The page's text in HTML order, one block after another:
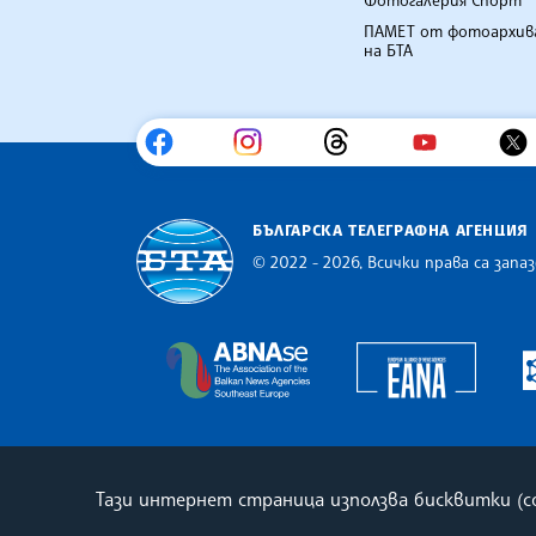
ПАМЕТ от
на БТА
БЪЛГАРСКА ТЕЛЕГРАФНА АГЕНЦИЯ
© 2022 - 2026, Всички права са
The Assocoation of the
Тази интернет страница използва бисквитки